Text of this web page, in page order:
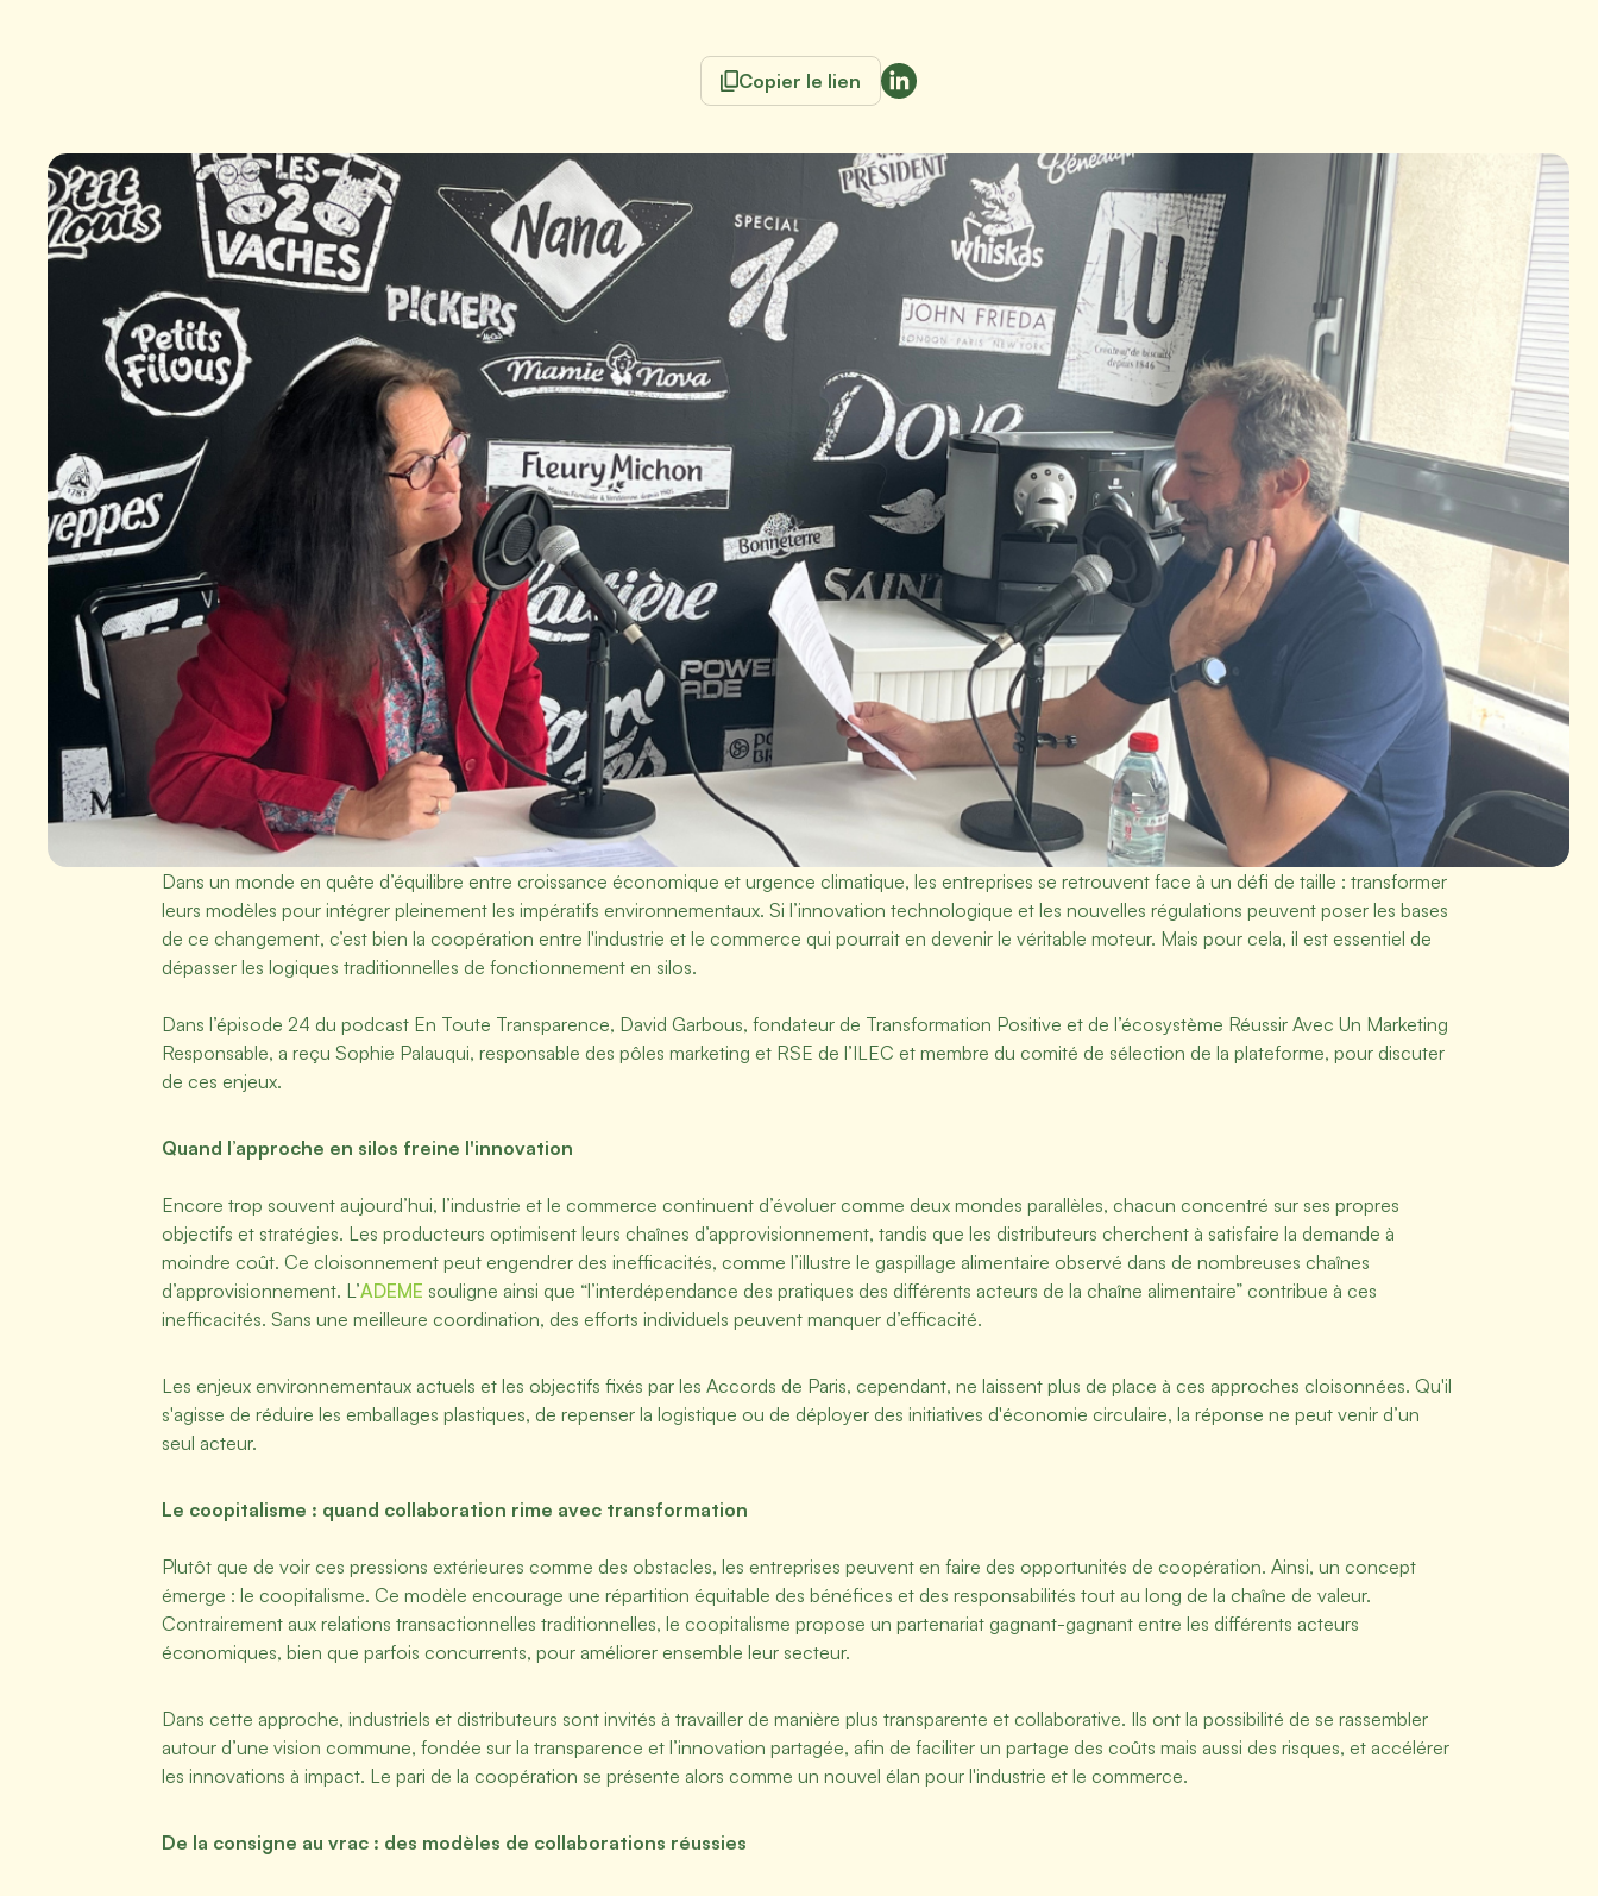
Copier le lien
Dans un monde en quête d’équilibre entre croissance économique et urgence climatique, les entreprises se retrouvent face à un défi de taille : transformer
leurs modèles pour intégrer pleinement les impératifs environnementaux. Si l’innovation technologique et les nouvelles régulations peuvent poser les bases
de ce changement, c’est bien la coopération entre l'industrie et le commerce qui pourrait en devenir le véritable moteur. Mais pour cela, il est essentiel de
dépasser les logiques traditionnelles de fonctionnement en silos.
Dans l’épisode 24 du podcast En Toute Transparence, David Garbous, fondateur de Transformation Positive et de l’écosystème Réussir Avec Un Marketing
Responsable, a reçu Sophie Palauqui, responsable des pôles marketing et RSE de l’ILEC et membre du comité de sélection de la plateforme, pour discuter
de ces enjeux.
Quand l’approche en silos freine l'innovation
Encore trop souvent aujourd’hui, l’industrie et le commerce continuent d’évoluer comme deux mondes parallèles, chacun concentré sur ses propres
objectifs et stratégies. Les producteurs optimisent leurs chaînes d’approvisionnement, tandis que les distributeurs cherchent à satisfaire la demande à
moindre coût. Ce cloisonnement peut engendrer des inefficacités, comme l’illustre le gaspillage alimentaire observé dans de nombreuses chaînes
d’approvisionnement. L’ADEME souligne ainsi que “l’interdépendance des pratiques des différents acteurs de la chaîne alimentaire” contribue à ces
inefficacités. Sans une meilleure coordination, des efforts individuels peuvent manquer d’efficacité.
Les enjeux environnementaux actuels et les objectifs fixés par les Accords de Paris, cependant, ne laissent plus de place à ces approches cloisonnées. Qu'il
s'agisse de réduire les emballages plastiques, de repenser la logistique ou de déployer des initiatives d'économie circulaire, la réponse ne peut venir d’un
seul acteur.
Le coopitalisme : quand collaboration rime avec transformation
Plutôt que de voir ces pressions extérieures comme des obstacles, les entreprises peuvent en faire des opportunités de coopération. Ainsi, un concept
émerge : le coopitalisme. Ce modèle encourage une répartition équitable des bénéfices et des responsabilités tout au long de la chaîne de valeur.
Contrairement aux relations transactionnelles traditionnelles, le coopitalisme propose un partenariat gagnant-gagnant entre les différents acteurs
économiques, bien que parfois concurrents, pour améliorer ensemble leur secteur.
Dans cette approche, industriels et distributeurs sont invités à travailler de manière plus transparente et collaborative. Ils ont la possibilité de se rassembler
autour d’une vision commune, fondée sur la transparence et l’innovation partagée, afin de faciliter un partage des coûts mais aussi des risques, et accélérer
les innovations à impact. Le pari de la coopération se présente alors comme un nouvel élan pour l'industrie et le commerce.
De la consigne au vrac : des modèles de collaborations réussies